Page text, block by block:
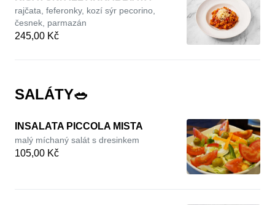
rajčata, feferonky, kozí sýr pecorino,
česnek, parmazán
245,00 Kč
SALÁTY🥗
INSALATA PICCOLA MISTA
malý míchaný salát s dresinkem
105,00 Kč